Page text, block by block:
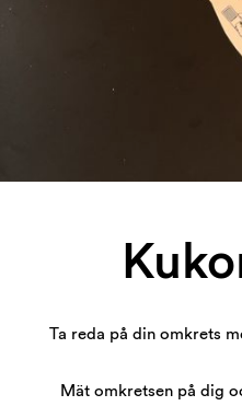
Ta reda på din omkrets
Mät omkretsen på dig